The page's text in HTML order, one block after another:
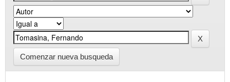
Comenzar nueva busqueda